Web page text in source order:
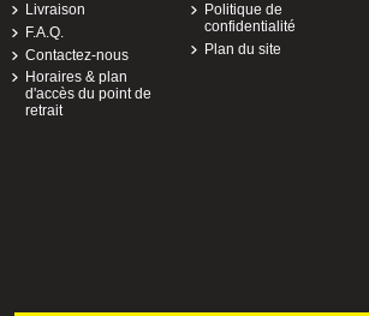
Livraison
F.A.Q.
Contactez-nous
Horaires & plan
d'accès du point de
retrait
Politique de
confidentialité
Plan du site